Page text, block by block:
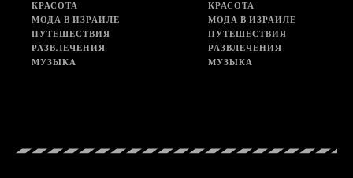
КРАСОТА
МОДА В ИЗРАИЛЕ
ПУТЕШЕСТВИЯ
РАЗВЛЕЧЕНИЯ
МУЗЫКА
КРАСОТА
МОДА В ИЗРАИЛЕ
ПУТЕШЕСТВИЯ
РАЗВЛЕЧЕНИЯ
МУЗЫКА